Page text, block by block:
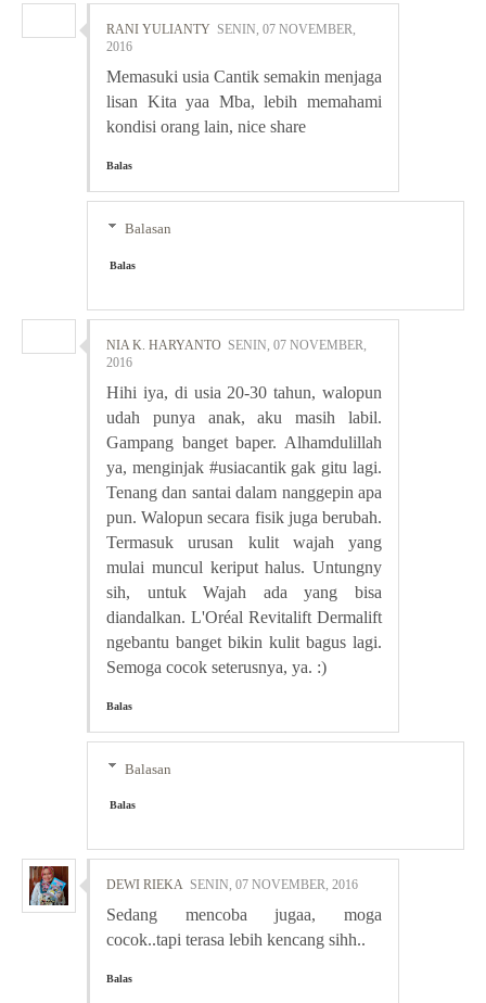
RANI YULIANTY SENIN, 07 NOVEMBER,
2016
Memasuki usia Cantik semakin menjaga
lisan Kita yaa Mba, lebih memahami
kondisi orang lain, nice share
Balas
Balasan
Balas
NIA K. HARYANTO SENIN, 07 NOVEMBER,
2016
Hihi iya, di usia 20-30 tahun, walopun
udah punya anak, aku masih labil.
Gampang banget baper. Alhamdulillah
ya, menginjak #usiacantik gak gitu lagi.
Tenang dan santai dalam nanggepin apa
pun. Walopun secara fisik juga berubah.
Termasuk urusan kulit wajah yang
mulai muncul keriput halus. Untungny
sih, untuk Wajah ada yang bisa
diandalkan. L'Oréal Revitalift Dermalift
ngebantu banget bikin kulit bagus lagi.
Semoga cocok seterusnya, ya. :)
Balas
Balasan
Balas
DEWI RIEKA SENIN, 07 NOVEMBER, 2016
Sedang mencoba jugaa, moga
cocok..tapi terasa lebih kencang sihh..
Balas